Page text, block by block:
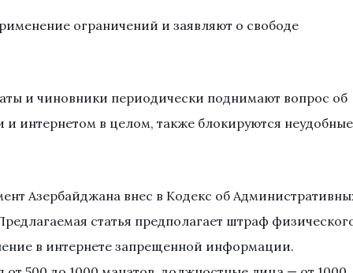
ограничений и заявляют о свободе
и чиновники периодически поднимают вопрос об
и интернетом в целом, также блокируются неудобные
Азербайджана внес в Кодекс об
статья предполагает штраф
в интернете запрещенной информации.